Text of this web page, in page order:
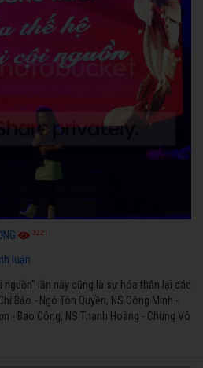
3221
luận
nguồn" lần này cũng là sự hóa thân lại các
Bảo - Ngô Tôn Quyền, NS Công Minh -
- Bao Công, NS Thanh Hoàng - Chung Vô
Bo Bo Hoàng - mẹ Cám, NS Xuân Yến -
Tử Long, NSƯT Kim Tiểu Long - Lữ